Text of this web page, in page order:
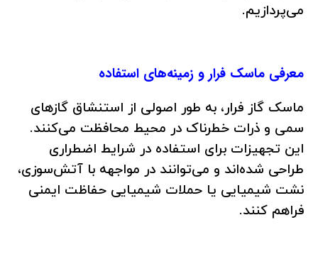
می‌پردازیم.
معرفی ماسک فرار و زمینه‌های استفاده
ماسک‌ گاز فرار، به طور اصولی از استنشاق گازهای
سمی و ذرات خطرناک در محیط محافظت می‌کنند.
این تجهیزات برای استفاده در شرایط اضطراری
طراحی شده‌اند و می‌توانند در مواجهه با آتش‌سوزی،
نشت شیمیایی یا حملات شیمیایی حفاظت ایمنی
فراهم کنند.